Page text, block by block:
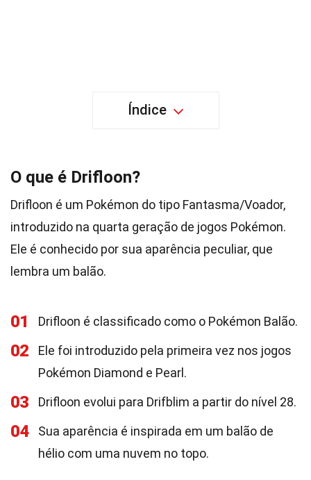
Índice
O que é Drifloon?
Drifloon é um Pokémon do tipo Fantasma/Voador,
introduzido na quarta geração de jogos Pokémon.
Ele é conhecido por sua aparência peculiar, que
lembra um balão.
01 Drifloon é classificado como o Pokémon Balão.
02
Ele foi introduzido pela primeira vez nos jogos
Pokémon Diamond e Pearl.
03 Drifloon evolui para Drifblim a partir do nível 28.
04
Sua aparência é inspirada em um balão de
hélio com uma nuvem no topo.